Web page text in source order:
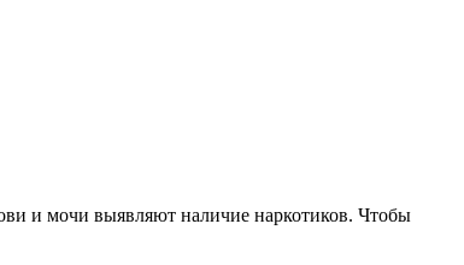
и мочи выявляют наличие наркотиков. Чтобы